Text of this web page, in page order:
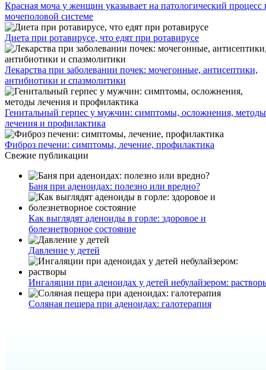
Красная моча у женщин указывает на патологический процесс
мочеполовой системе
Диета при ротавирусе, что едят при ротавирусе
Лекарства при заболевании почек: мочегонные, антисептики,
антибиотики и спазмолитики
Генитальный герпес у мужчин: симптомы, осложнения, методы
лечения и профилактика
Фиброз печени: симптомы, лечение, профилактика
Свежие публикации
Баня при аденоидах: полезно или вредно?
Как выглядят аденоиды в горле: здоровое и
болезнетворное состояние
Давление у детей
Ингаляции при аденоидах у детей небулайзером:
Соляная пещера при аденоидах: галотерапия